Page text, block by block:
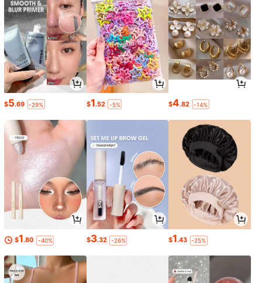
$5.69 -29% $1.52 -5% $4.82 -14%
$1.80 -40% $3.32 -26% $1.43 -25%